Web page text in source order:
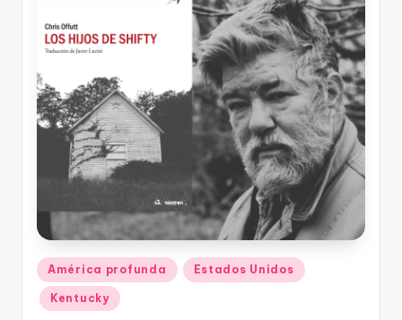
al
Publicado
en
América profunda Estados Unidos
Kentucky